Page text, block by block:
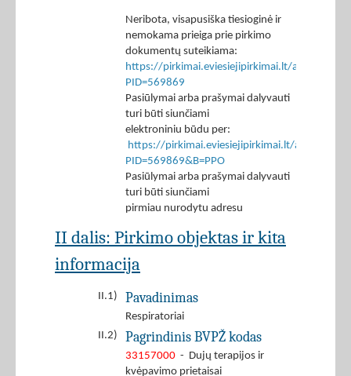
Neribota, visapusiška tiesioginė ir
nemokama prieiga prie pirkimo
dokumentų suteikiama:
https://pirkimai.eviesiejipirkimai.lt/app/rfq/
PID=569869
Pasiūlymai arba prašymai dalyvauti
turi būti siunčiami
elektroniniu būdu per:
https://pirkimai.eviesiejipirkimai.lt/app/rfq/
PID=569869&B=PPO
Pasiūlymai arba prašymai dalyvauti
turi būti siunčiami
pirmiau nurodytu adresu
II dalis: Pirkimo objektas ir kita
informacija
II.1) Pavadinimas
Respiratoriai
II.2)
Pagrindinis BVPŽ kodas
33157000 - Dujų terapijos ir
kvėpavimo prietaisai